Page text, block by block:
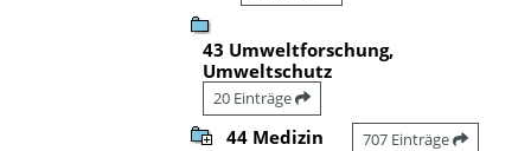
43 Umweltforschung,
Umweltschutz
20 Einträge
44 Medizin 707 Einträge